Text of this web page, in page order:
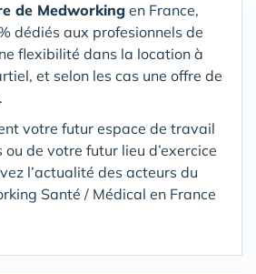
de Medworking en France,
dédiés aux profesionnels de
flexibilité dans la location à
et selon les cas une offre de
votre futur espace de travail
ou de votre futur lieu d’exercice
l’actualité des acteurs du
Santé / Médical en France